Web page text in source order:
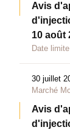
Avis
10 août
Date
30 juillet
Marché
Avis